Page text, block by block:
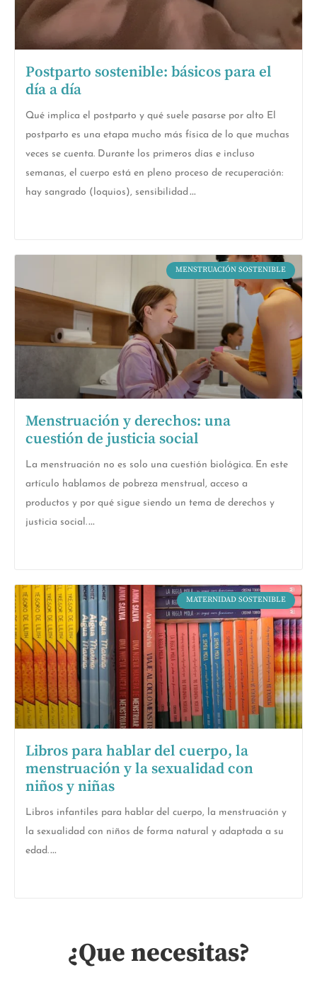
Postparto sostenible: básicos para el
día a día
Qué implica el postparto y qué suele pasarse por alto El
postparto es una etapa mucho más física de lo que muchas
veces se cuenta. Durante los primeros días e incluso
semanas, el cuerpo está en pleno proceso de recuperación:
hay sangrado (loquios), sensibilidad
MENSTRUACIÓN SOSTENIBLE
Menstruación y derechos: una
cuestión de justicia social
La menstruación no es solo una cuestión biológica. En este
artículo hablamos de pobreza menstrual, acceso a
productos y por qué sigue siendo un tema de derechos y
justicia social.
MATERNIDAD SOSTENIBLE
Libros para hablar del cuerpo, la
menstruación y la sexualidad con
niños y niñas
Libros infantiles para hablar del cuerpo, la menstruación y
la sexualidad con niños de forma natural y adaptada a su
edad.
¿Que necesitas?